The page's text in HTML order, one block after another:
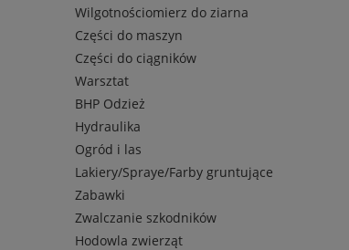
Wilgotnościomierz do ziarna
Części do maszyn
Części do ciągników
Warsztat
BHP Odzież
Hydraulika
Ogród i las
Lakiery/Spraye/Farby gruntujące
Zabawki
Zwalczanie szkodników
Hodowla zwierząt